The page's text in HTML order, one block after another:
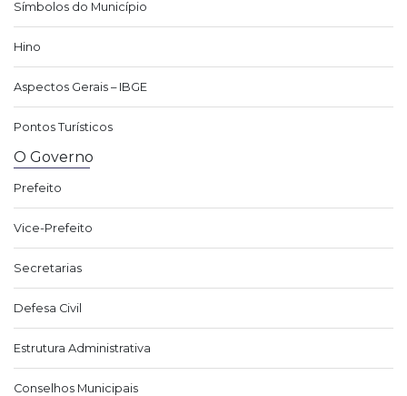
Símbolos do Município
Hino
Aspectos Gerais – IBGE
Pontos Turísticos
O Governo
Prefeito
Vice-Prefeito
Secretarias
Defesa Civil
Estrutura Administrativa
Conselhos Municipais